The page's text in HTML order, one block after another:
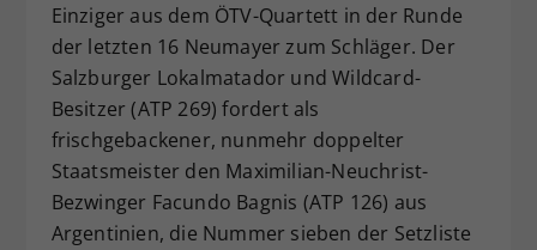
Einziger aus dem ÖTV-Quartett in der Runde
der letzten 16 Neumayer zum Schläger. Der
Salzburger Lokalmatador und Wildcard-
Besitzer (ATP 269) fordert als
frischgebackener, nunmehr doppelter
Staatsmeister den Maximilian-Neuchrist-
Bezwinger Facundo Bagnis (ATP 126) aus
Argentinien, die Nummer sieben der Setzliste